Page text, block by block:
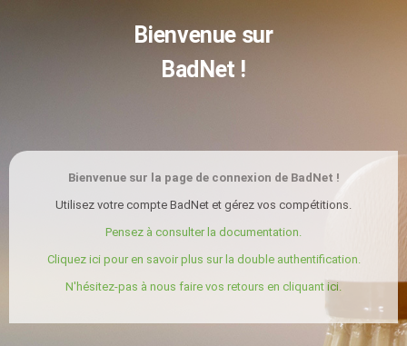
Bienvenue sur
BadNet !
Bienvenue sur la page de connexion de BadNet !
Utilisez votre compte BadNet et gérez vos compétitions.
Pensez à consulter la documentation.
Cliquez ici pour en savoir plus sur la double authentification.
N'hésitez-pas à nous faire vos retours en cliquant ici.